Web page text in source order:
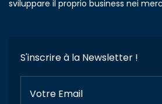
sviluppare il proprio business nei
S'inscrire à la Newsletter !